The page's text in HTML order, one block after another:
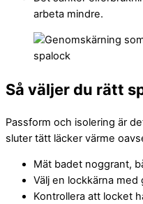
arbeta mindre.
Så väljer du rätt
Passform och isolering är
sluter tätt läcker värme
Mät badet noggrant,
Välj en lockkärna
Kontrollera att locket